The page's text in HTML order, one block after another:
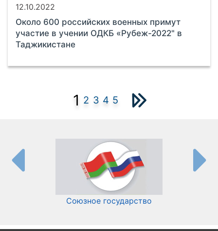
12.10.2022
Около 600 российских военных примут
участие в учении ОДКБ «Рубеж-2022" в
Таджикистане
1 2 3 4 5
Союзное государство